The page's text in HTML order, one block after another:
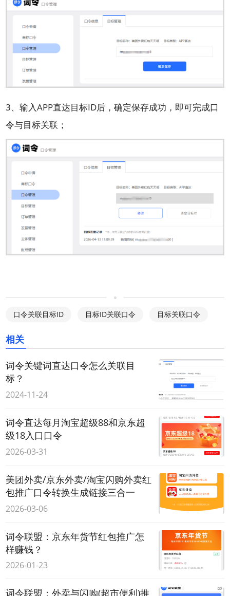
3、输入APP直达目标ID后，确定保存成功，即可完成口
令与目标关联；
口令关联目标ID 目标ID关联口令 目标关联口令
相关
词令关键词直达口令怎么关联目
标？
2024-11-24
词令直达每月淘宝超级88和京东超
级18入口口令
2026-03-31
美团外卖/京东外卖/淘宝闪购外卖红
包推广口令转换生成链接三合一
2026-03-06
词令联盟：京东年货节红包推广怎
样赚钱？
2026-01-23
词令联盟：外卖与闪购(超市便利)推